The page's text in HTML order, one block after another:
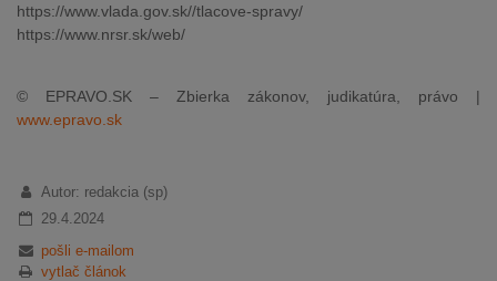
https://www.vlada.gov.sk//tlacove-spravy/
https://www.nrsr.sk/web/
© EPRAVO.SK – Zbierka zákonov, judikatúra, právo |
www.epravo.sk
Autor: redakcia (sp)
29.4.2024
pošli e-mailom
vytlač článok